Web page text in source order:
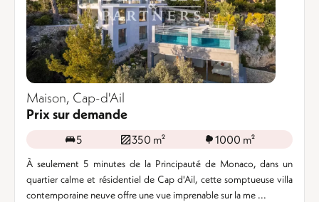
Maison, Cap-d'Ail
Prix sur demande
5 350 m² 1000 m²
À seulement 5 minutes de la Principauté de Monaco, dans un
quartier calme et résidentiel de Cap d'Ail, cette somptueuse villa
contemporaine neuve offre une vue imprenable sur la me ...